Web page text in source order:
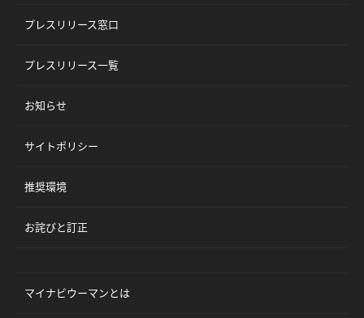
プレスリリース窓口
プレスリリース一覧
お知らせ
サイトポリシー
推奨環境
お詫びと訂正
マイナビウーマンとは